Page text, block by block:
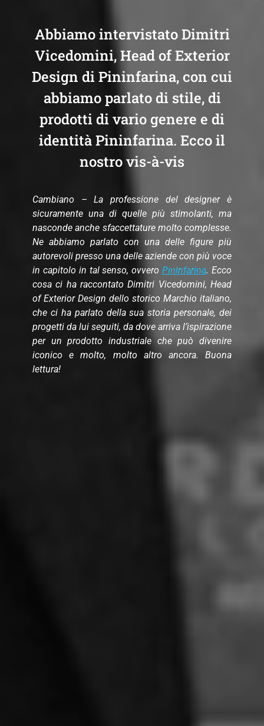
Abbiamo intervistato Dimitri
Vicedomini, Head of Exterior
Design di Pininfarina, con cui
abbiamo parlato di stile, di
prodotti di vario genere e di
identità Pininfarina. Ecco il
nostro vis-à-vis
Cambiano – La professione del designer è
sicuramente una di quelle più stimolanti, ma
nasconde anche sfaccettature molto complesse.
Ne abbiamo parlato con una delle figure più
autorevoli presso una delle aziende con più voce
in capitolo in tal senso, ovveroPininfarina. Ecco
cosa ci ha raccontato Dimitri Vicedomini, Head
of Exterior Design dello storico Marchio italiano,
che ci ha parlato della sua storia personale, dei
progetti da lui seguiti, da dove arriva l’ispirazione
per un prodotto industriale che può divenire
iconico e molto, molto altro ancora. Buona
lettura!